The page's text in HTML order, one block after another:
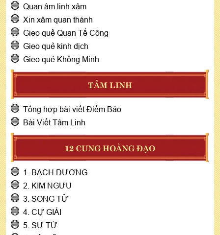
Quan âm linh xâm
Xin xăm quan thánh
Gieo quẻ Quan Tế Công
Gieo quẻ kinh dịch
Gieo quẻ Khổng Minh
TÂM LINH
Tổng hợp bài viết Điềm Báo
Bài Viết Tâm Linh
12 CUNG HOÀNG ĐẠO
1. BẠCH DƯƠNG
2. KIM NGƯU
3. SONG TỬ
4. CỰ GIẢI
5. SƯ TỬ